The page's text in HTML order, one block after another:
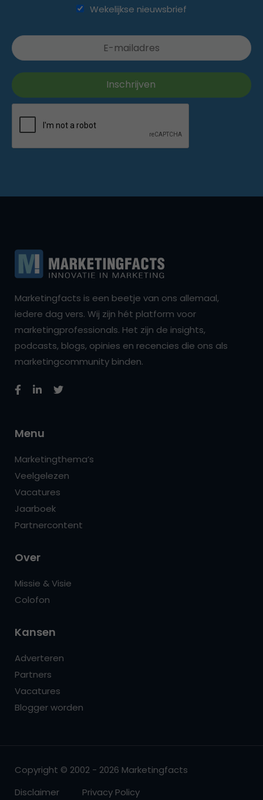
Wekelijkse nieuwsbrief
Marketingfacts is een beetje van ons allemaal,
iedere dag vers. Wij zijn hét platform voor
marketingprofessionals. Het zijn de insights,
podcasts, blogs, opinies en recencies die ons als
marketingcommunity binden.
Menu
Marketingthema’s
Veelgelezen
Vacatures
Jaarboek
Partnercontent
Over
Missie & Visie
Colofon
Kansen
Adverteren
Partners
Vacatures
Blogger worden
Copyright © 2002 - 2026 Marketingfacts
Disclaimer
Privacy Policy